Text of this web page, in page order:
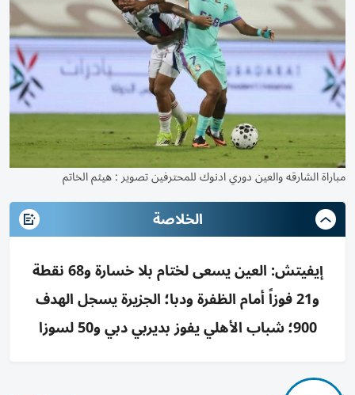
مباراة الشارقه والعين دوري ادنوك للمحترفين تصوير : هيثم الخاتم
الخلاصة
إيفيتش: العين يسعى لختام بلا خسارة و68 نقطة
و21 فوزاً أمام الظفرة ودبا؛ الجزيرة يسجل الهدف
900؛ شباب الأهلي يفوز بديربي دبي و50 لسوزا